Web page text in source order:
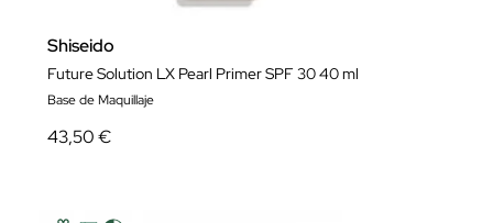
Shiseido
Future Solution LX Pearl Primer SPF 30 40 ml
Base de Maquillaje
43,50 €